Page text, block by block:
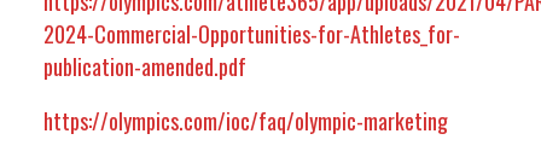
2024-Commercial-Opportunities-for-Athletes_for-
publication-amended.pdf
https://olympics.com/ioc/faq/olympic-marketing